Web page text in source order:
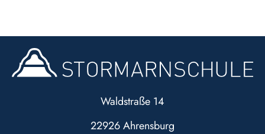
Waldstraße 14
22926 Ahrensburg